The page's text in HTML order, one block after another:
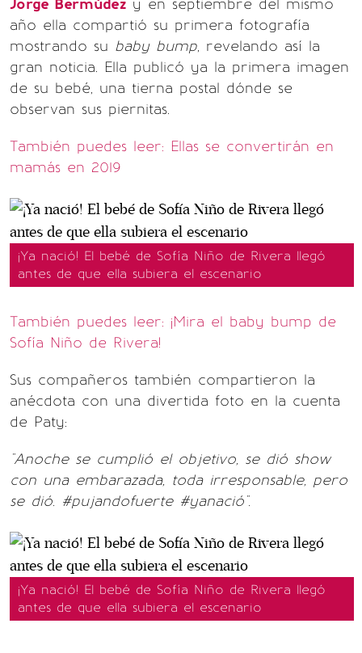
Jorge Bermúdez y en septiembre del mismo
año ella compartió su primera fotografía
mostrando su baby bump, revelando así la
gran noticia. Ella publicó ya la primera imagen
de su bebé, una tierna postal dónde se
observan sus piernitas.
También puedes leer: Ellas se convertirán en
mamás en 2019
¡Ya nació! El bebé de Sofía Niño de Rivera llegó
antes de que ella subiera el escenario
También puedes leer: ¡Mira el baby bump de
Sofía Niño de Rivera!
Sus compañeros también compartieron la
anécdota con una divertida foto en la cuenta
de Paty:
"Anoche se cumplió el objetivo, se dió show
con una embarazada, toda irresponsable, pero
se dió. #pujandofuerte #yanació".
¡Ya nació! El bebé de Sofía Niño de Rivera llegó
antes de que ella subiera el escenario